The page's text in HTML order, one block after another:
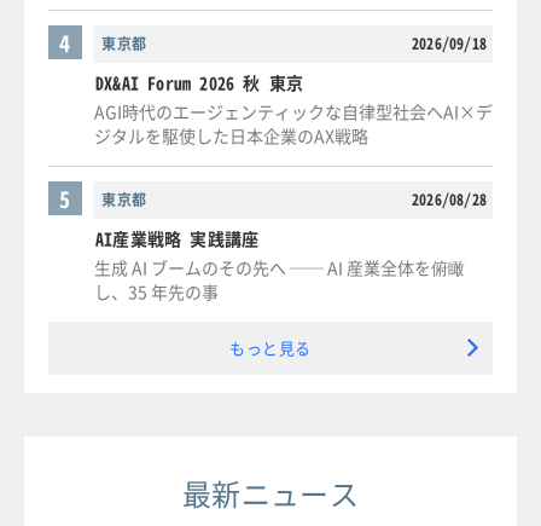
東京都 2026/09/18
4
DX&AI Forum 2026 秋 東京
AGI時代のエージェンティックな自律型社会へAI×デ
ジタルを駆使した日本企業のAX戦略
東京都 2026/08/28
5
AI産業戦略 実践講座
生成 AI ブームのその先へ ── AI 産業全体を俯瞰
し、35 年先の事
もっと見る
最新ニュース